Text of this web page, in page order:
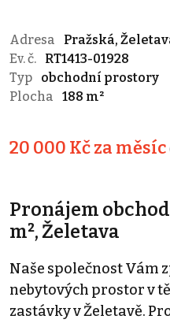
Adresa
Pražská,
Ev. č.
RT1413-01928
Typ
obchodní prostory
Plocha
188 m²
20 000 Kč za měsíc
Pronájem
m², Želetava
Naše společnost Vám
nebytových prostor v
zastávky v Želetavě.